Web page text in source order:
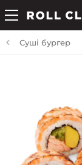
Суші бургер